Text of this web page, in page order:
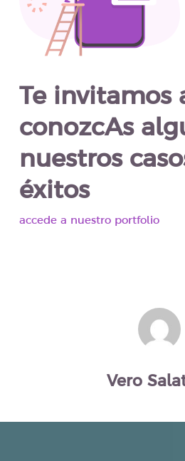
Te invitamos
conozcAs
nuestros
éxitos
accede a nuestro portfolio
Vero